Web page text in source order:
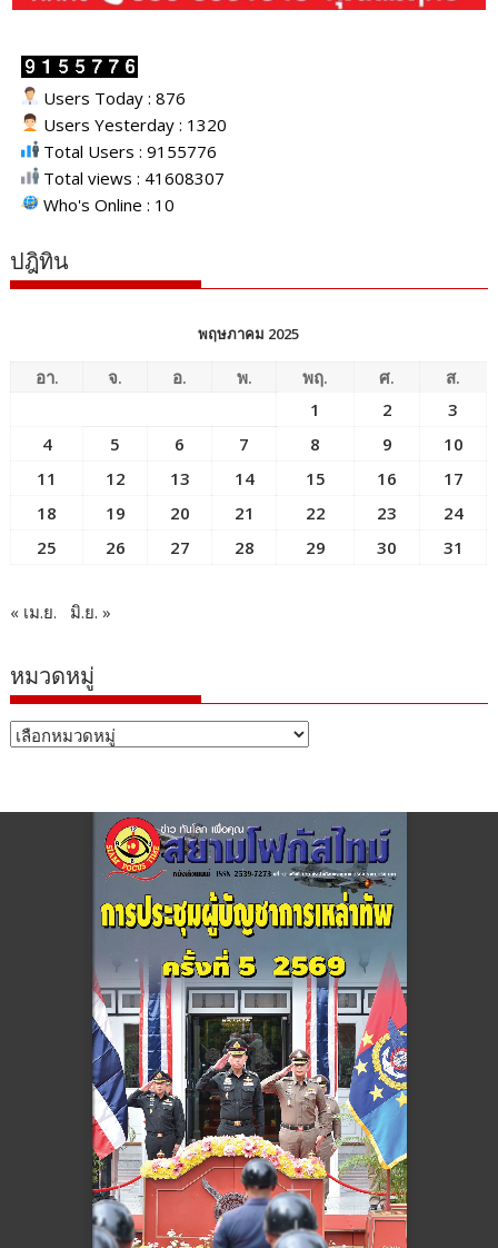
Users Today : 876
Users Yesterday : 1320
Total Users : 9155776
Total views : 41608307
Who's Online : 10
ปฎิทิน
พฤษภาคม 2025
อา. จ. อ. พ. พฤ. ศ.
ส.
1
2
3
4
5 6 7 8 9
10
11
12 13 14 15 16
17
18
19 20 21 22 23
24
25
26 27 28 29 30 31
« เม.ย. มิ.ย. »
หมวดหมู่
หมวด